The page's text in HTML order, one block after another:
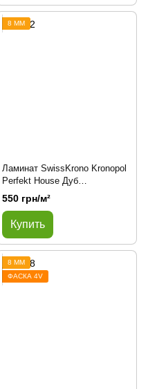
8 ММ
Ламинат SwissKrono Kronopol
Perfekt House Дуб
Буковинский 2882
550 грн/м²
Купить
8 ММ
ФАСКА 4V